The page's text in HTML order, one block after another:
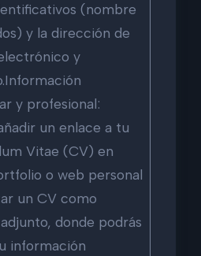
(nombre
y la dirección de
y
y profesional:
un enlace a tu
Vitae (CV) en
o web personal
un CV como
donde podrás
información